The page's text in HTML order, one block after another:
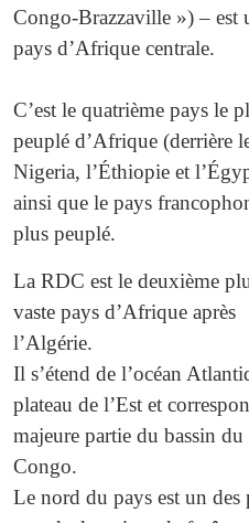
Congo-Brazzaville ») – est
pays d’Afrique centrale.
C’est le quatrième pays le
peuplé d’Afrique (derrière
Nigeria, l’Éthiopie et
ainsi que le pays
plus peuplé.
La RDC est le deuxième
vaste pays d’Afrique après
l’Algérie.
Il s’étend de l’océan
plateau de l’Est et
majeure partie du bassin
Congo.
Le nord du pays est un des